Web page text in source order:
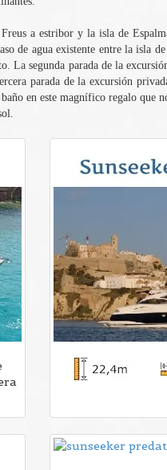
a estribor y la isla de
de agua existente entre la isla
La segunda parada de la
parada de la excursión
en este magnífico regalo que